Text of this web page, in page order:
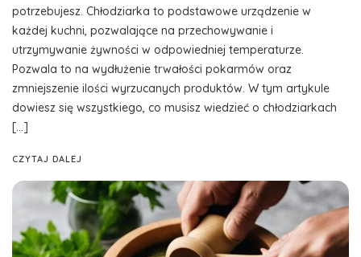
potrzebujesz. Chłodziarka to podstawowe urządzenie w
każdej kuchni, pozwalające na przechowywanie i
utrzymywanie żywności w odpowiedniej temperaturze.
Pozwala to na wydłużenie trwałości pokarmów oraz
zmniejszenie ilości wyrzucanych produktów. W tym artykule
dowiesz się wszystkiego, co musisz wiedzieć o chłodziarkach
[…]
CZYTAJ DALEJ